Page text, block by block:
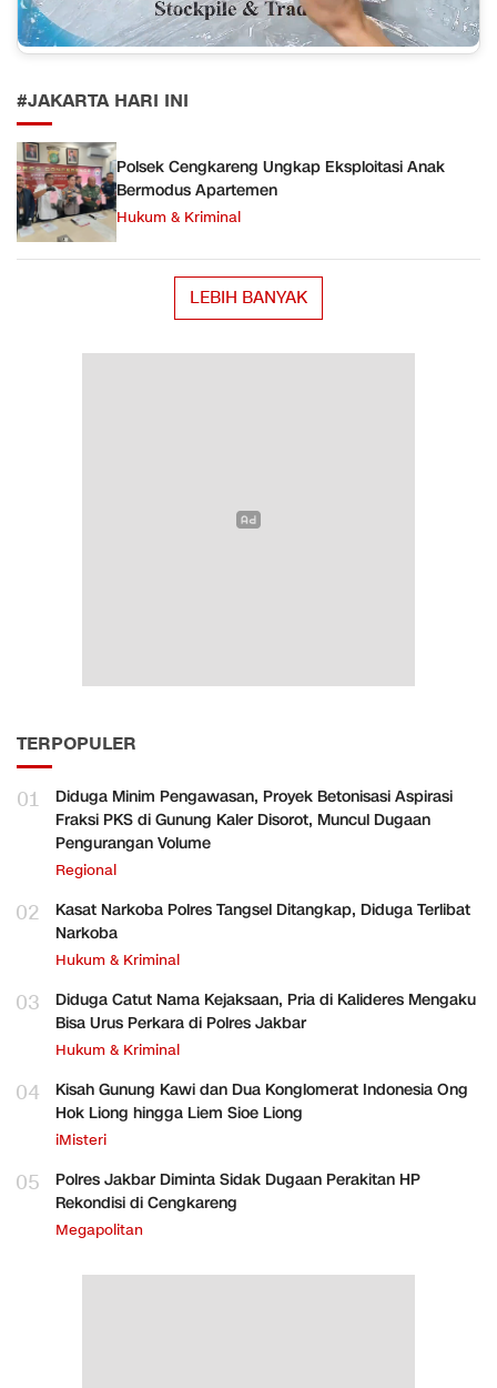
#JAKARTA HARI INI
Polsek Cengkareng Ungkap Eksploitasi Anak
Bermodus Apartemen
Hukum & Kriminal
LEBIH BANYAK
TERPOPULER
01
Diduga Minim Pengawasan, Proyek Betonisasi Aspirasi
Fraksi PKS di Gunung Kaler Disorot, Muncul Dugaan
Pengurangan Volume
Regional
02
Kasat Narkoba Polres Tangsel Ditangkap, Diduga Terlibat
Narkoba
Hukum & Kriminal
03
Diduga Catut Nama Kejaksaan, Pria di Kalideres Mengaku
Bisa Urus Perkara di Polres Jakbar
Hukum & Kriminal
04
Kisah Gunung Kawi dan Dua Konglomerat Indonesia Ong
Hok Liong hingga Liem Sioe Liong
iMisteri
05
Polres Jakbar Diminta Sidak Dugaan Perakitan HP
Rekondisi di Cengkareng
Megapolitan